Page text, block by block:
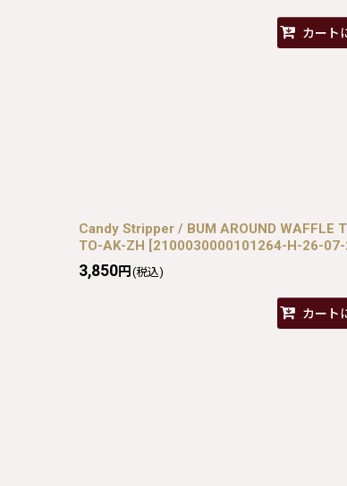
カート
Candy Stripper / BUM AROUND WAFFLE
TO-AK-ZH [2100030000101264-H-26-
3,850円 (税込)
カート